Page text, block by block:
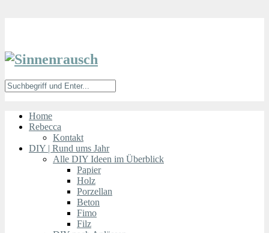
Home
Rebecca
Kontakt
DIY | Rund ums Jahr
Alle DIY Ideen im Überblick
Papier
Holz
Porzellan
Beton
Fimo
Filz